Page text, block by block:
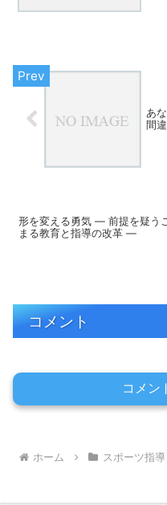
あ
間
形を変える勇気 ― 前提を疑う
まる教育と指導の改革 ―
コメント
コメン
ホーム スポーツ指導